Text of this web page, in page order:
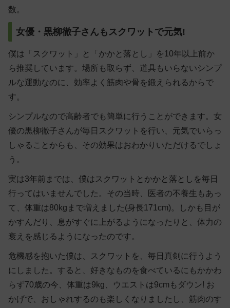
数。
女優・黒柳徹子さんもスクワットで元気!
僕は「 スクワット 」と「 かかと落とし 」を10年以上前か
ら推奨しています。場所も取らず、道具もいらないシンプ
ルな運動なのに、効率よく筋肉や骨を鍛えられるからで
す。
シンプルなので高齢者でも簡単に行うことができます。女
優の黒柳徹子さんが毎日スクワットを行い、元気でいらっ
しゃることからも、その効果はおわかりいただけるでしょ
う。
実は3年前までは、僕はスクワットとかかと落としを毎日
行ってはいませんでした。その当時、医者の不養生もあっ
て、体重は80kgまで増えました(身長171cm)。しかも目が
かすんだり、息がすぐに上がるようになったりと、体力の
衰えを感じるようになったのです。
危機感を抱いた僕は、スクワットを、毎日真剣に行うよう
にしました。すると、好きなものを食べているにもかかわ
らず70歳の今、体重は9kg、ウエストは9cmもダウン! お
かげで、おしゃれするのも楽しくなりましたし、筋肉のす